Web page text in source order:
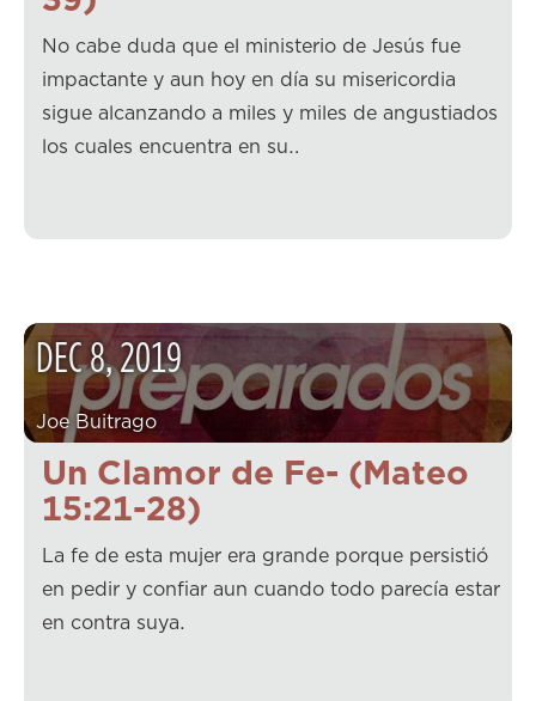
No cabe duda que el ministerio de Jesús fue
impactante y aun hoy en día su misericordia
sigue alcanzando a miles y miles de angustiados
los cuales encuentra en su…
Un Clamor de Fe- (Mateo
15:21-28)
DEC8,2019
Joe Buitrago
La fe de esta mujer era grande porque persistió
en pedir y confiar aun cuando todo parecía estar
en contra suya.